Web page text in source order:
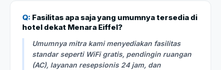
Q: Fasilitas apa saja yang umumnya tersedia di
hotel dekat Menara Eiffel?
Umumnya mitra kami menyediakan fasilitas
standar seperti WiFi gratis, pendingin ruangan
(AC), layanan resepsionis 24 jam, dan